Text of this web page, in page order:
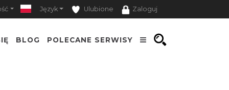
Język Ulubione Zaloguj
BLOG POLECANE SERWISY